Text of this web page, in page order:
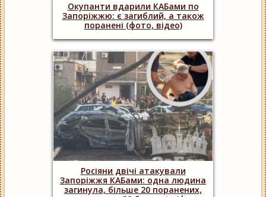
Окупанти вдарили КАБами по
Запоріжжю: є загиблий, а також
поранені (фото, відео)
Росіяни двічі атакували
Запоріжжя КАБами: одна людина
загинула, більше 20 поранених,